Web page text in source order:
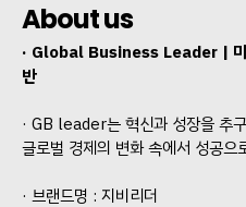
About us
· Global Business Leader | 미
반
· GB leader는 혁신과 성장을 추
글로벌 경제의 변화 속에서 성공으
· 브랜드명 : 지비리더